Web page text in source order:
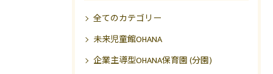
全てのカテゴリー
未来児童館OHANA
企業主導型OHANA保育園 (分園)